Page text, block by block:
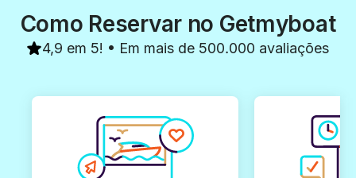
Como Reservar no Getmyboat
4,9 em 5! • Em mais de 500.000 avaliações